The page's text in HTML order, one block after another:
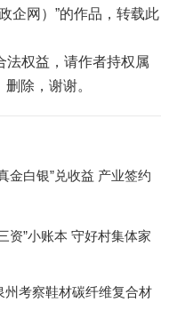
企网）”的作品，转载此
法权益，请作者持权属
除，谢谢。
金白银”兑收益 产业签约
资”小账本 守好村集体家
考察鞋材碳纤维复合材